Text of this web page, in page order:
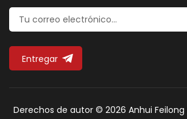
Entregar
Derechos de autor © 2026 Anhui Feilong